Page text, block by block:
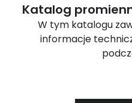
Katalog
W tym katalogu
informacje